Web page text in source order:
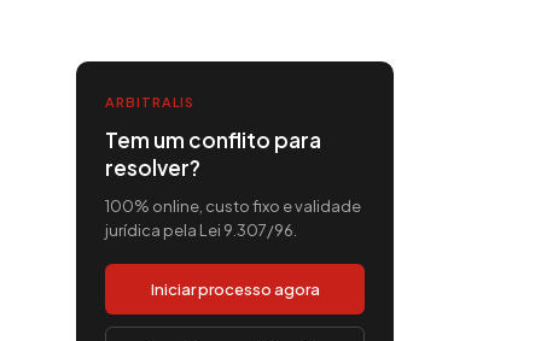
ARBITRALIS
Tem um conflito para
resolver?
100% online, custo fixo e validade
jurídica pela Lei 9.307/96.
Iniciar processo agora